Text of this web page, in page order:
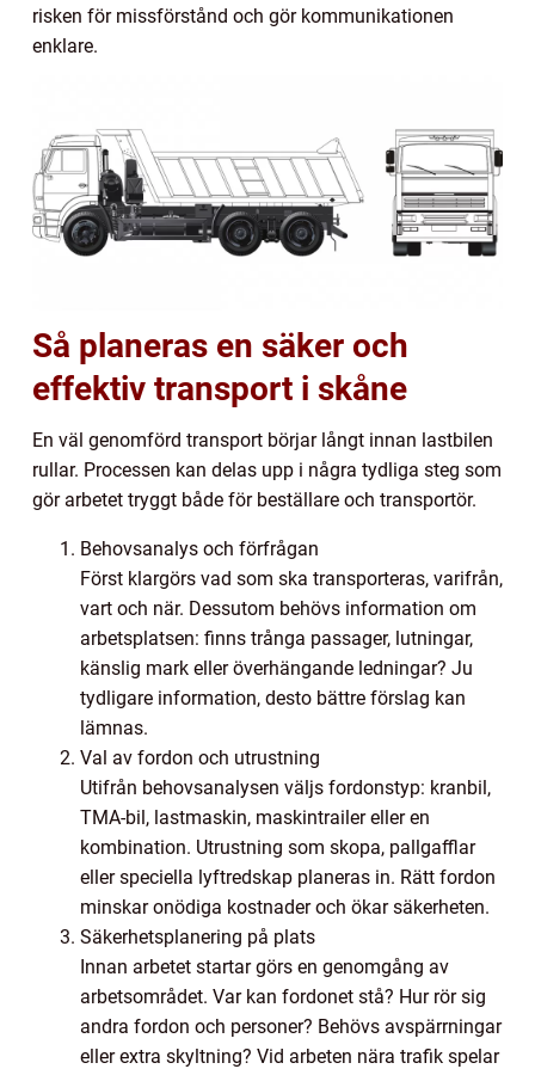
risken för missförstånd och gör kommunikationen
enklare.
Så planeras en säker och
effektiv transport i skåne
En väl genomförd transport börjar långt innan lastbilen
rullar. Processen kan delas upp i några tydliga steg som
gör arbetet tryggt både för beställare och transportör.
Behovsanalys och förfrågan
Först klargörs vad som ska transporteras, varifrån,
vart och när. Dessutom behövs information om
arbetsplatsen: finns trånga passager, lutningar,
känslig mark eller överhängande ledningar? Ju
tydligare information, desto bättre förslag kan
lämnas.
Val av fordon och utrustning
Utifrån behovsanalysen väljs fordonstyp: kranbil,
TMA-bil, lastmaskin, maskintrailer eller en
kombination. Utrustning som skopa, pallgafflar
eller speciella lyftredskap planeras in. Rätt fordon
minskar onödiga kostnader och ökar säkerheten.
Säkerhetsplanering på plats
Innan arbetet startar görs en genomgång av
arbetsområdet. Var kan fordonet stå? Hur rör sig
andra fordon och personer? Behövs avspärrningar
eller extra skyltning? Vid arbeten nära trafik spelar